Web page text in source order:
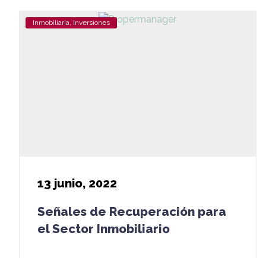
Inmobiliaria, Inversiones
13 junio, 2022
Señales de Recuperación para
el Sector Inmobiliario